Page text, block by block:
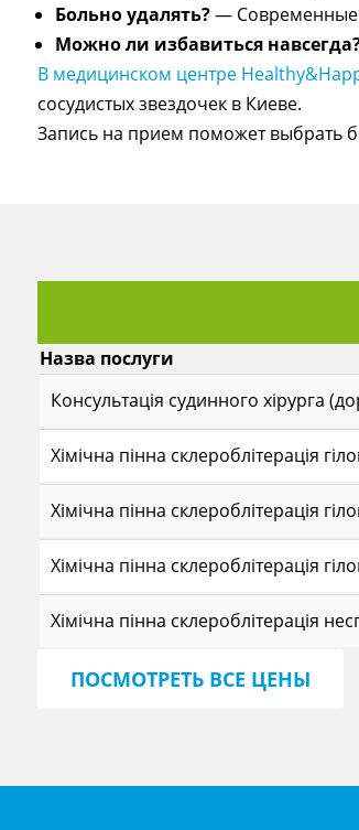
Больно удалять?— Современные
Можно ли избавиться
В медицинском центре
сосудистых звездочек в Киеве.
Запись на прием поможет выбрать
Назва послуги
Консультація судинного хірурга
Хімічна пінна склероблітерація
Хімічна пінна склероблітерація
Хімічна пінна склероблітерація
Хімічна пінна склероблітерація
ПОСМОТРЕТЬ ВСЕ ЦЕНЫ